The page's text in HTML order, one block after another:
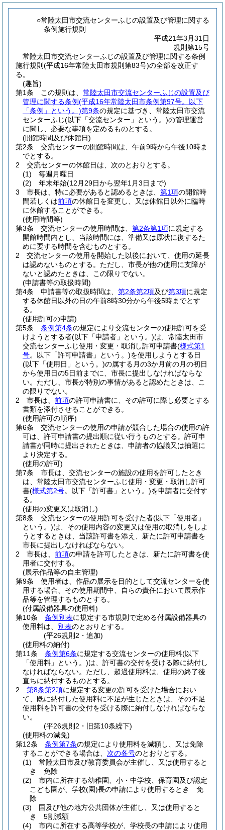
○常陸太田市交流センターふじの設置及び管理に関する
条例施行規則
平成21年3月31日
規則第15号
常陸太田市交流センターふじの設置及び管理に関する条例
施行規則(平成16年常陸太田市規則第83号)の全部を改正す
る。
(趣旨)
第1条
この規則は、 常陸太田市交流センターふじの設置及び
管理に関する条例(平成16年常陸太田市条例第97号。以下
「条例」という。)第9条の規定に基づき、常陸太田市交流
センターふじ(以下「交流センター」という。)の管理運営
に関し、必要な事項を定めるものとする。
(開館時間及び休館日)
第2条
交流センターの開館時間は、午前9時から午後10時ま
でとする。
2
交流センターの休館日は、次のとおりとする。
(1)
毎週月曜日
(2)
年末年始(12月29日から翌年1月3日まで)
3
市長は、特に必要があると認めるときは、 第1項の開館時
間若しくは前項の休館日を変更し、又は休館日以外に臨時
に休館することができる。
(使用時間等)
第3条
交流センターの使用時間は、 第2条第1項に規定する
開館時間内とし、当該時間には、準備又は原状に復するた
めに要する時間を含むものとする。
2
交流センターの使用を開始した以後において、使用の延長
は認めないものとする。 ただし、市長が他の使用に支障が
ないと認めたときは、この限りでない。
(申請書等の取扱時間)
第4条
申請書等の取扱時間は、 第2条第2項及び第3項に規定
する休館日以外の日の午前8時30分から午後5時までとす
る。
(使用許可の申請)
第5条
条例第4条の規定により交流センターの使用許可を受
けようとする者(以下「申請者」という。)は、常陸太田市
交流センターふじ使用・変更・取消し許可申請書(様式第1
号。以下「許可申請書」という。)を使用しようとする日
(以下「使用日」という。)の属する月の3か月前の月の初日
から使用日の5日前までに、市長に提出しなければならな
い。 ただし、市長が特別の事情があると認めたときは、こ
の限りでない。
2
市長は、 前項の許可申請書に、その許可に際し必要とする
書類を添付させることができる。
(使用許可の順序)
第6条
交流センターの使用の申請が競合した場合の使用の許
可は、許可申請書の提出順に従い行うものとする。 許可申
請書が同時に提出されたときは、申請者の協議又は抽選に
より決定する。
(使用の許可)
第7条
市長は、交流センターの施設の使用を許可したとき
は、常陸太田市交流センターふじ使用・変更・取消し許可
書(様式第2号。以下「許可書」という。)を申請者に交付す
る。
(使用の変更又は取消し)
第8条
交流センターの使用許可を受けた者(以下「使用者」
という。)は、その使用内容の変更又は使用の取消しをしよ
うとするときは、当該許可書を添え、新たに許可申請書を
市長に提出しなければならない。
2
市長は、 前項の申請を許可したときは、新たに許可書を使
用者に交付する。
(展示作品等の自主管理)
第9条
使用者は、作品の展示を目的として交流センターを使
用する場合、その使用期間中、自らの責任において展示作
品等を管理するものとする。
(付属設備器具の使用料)
第10条
条例別表に規定する市規則で定める付属設備器具の
使用料は、 別表のとおりとする。
(平26規則2・追加)
(使用料の納付)
第11条
条例第6条に規定する交流センターの使用料(以下
「使用料」という。)は、許可書の交付を受ける際に納付し
なければならない。 ただし、超過使用料は、使用の終了後
直ちに納付するものとする。
2
第8条第2項に規定する変更の許可を受けた場合におい
て、既に納付した使用料に不足が生じたときは、その不足
使用料を許可書の交付を受ける際に納付しなければならな
い。
(平26規則2・旧第10条繰下)
(使用料の減免)
第12条
条例第7条の規定により使用料を減額し、又は免除
することができる場合は、 次の各号のとおりとする。
(1)
常陸太田市及び教育委員会が主催し、又は使用すると
き 免除
(2)
市内に所在する幼稚園、小・中学校、保育園及び認定
こども園が、学校(園)長の申請により使用するとき 免
除
(3)
国及び他の地方公共団体が主催し、又は使用すると
き 5割減額
(4)
市内に所在する高等学校が、学校長の申請により使用